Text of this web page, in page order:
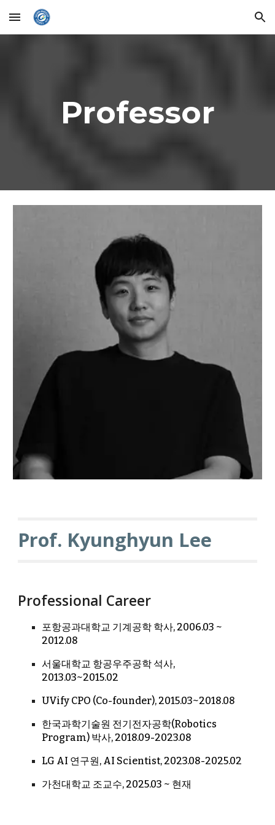
Skip to main content Skip to navigation
Professor
Prof. Kyunghyun Lee
Professional Career
포항공과대학교 기계공학 학사, 2006.03 ~
2012.08
서울대학교 항공우주공학 석사,
2013.03~2015.02
UVify CPO (Co-founder), 2015.03~2018.08
한국과학기술원 전기전자공학(Robotics
Program) 박사, ​2018.09-2023.08
LG AI 연구원, AI Scientist, 2023.08-2025.02
가천대학교 조교수, 2025.03 ~ 현재